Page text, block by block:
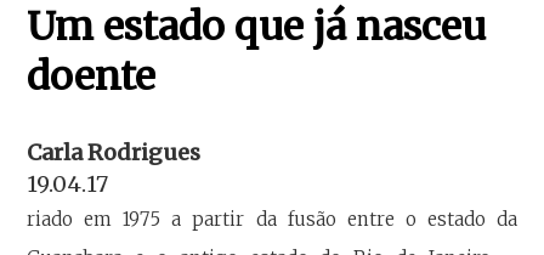
Um estado que já nasceu
doente
Carla Rodrigues
19.04.17
riado em 1975 a partir da fusão entre o estado da